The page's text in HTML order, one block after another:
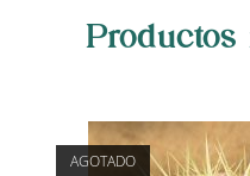
AGOTADO